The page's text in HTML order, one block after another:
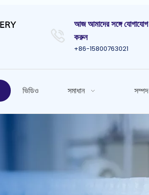
আজ আমাদের সঙ্গে যোগাযোগ
করুন
+86-15800763021
ভিডিও সমাধান সম্পদ